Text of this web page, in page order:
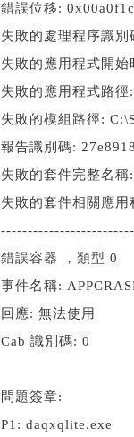
錯誤位移:
失敗的處理程序識別
失敗的應用程式開
失敗的應用程式路
失敗的模組路徑:
報告識別碼:
失敗的套件完整名稱:
失敗的套件相關應用
錯誤容器 ，類型 0
事件名稱:
回應: 無法使用
Cab 識別碼: 0
問題簽章:
P1: daqxqlite.exe